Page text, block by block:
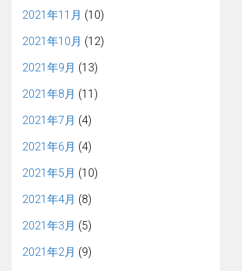
2021年11月 (10)
2021年10月 (12)
2021年9月 (13)
2021年8月 (11)
2021年7月 (4)
2021年6月 (4)
2021年5月 (10)
2021年4月 (8)
2021年3月 (5)
2021年2月 (9)